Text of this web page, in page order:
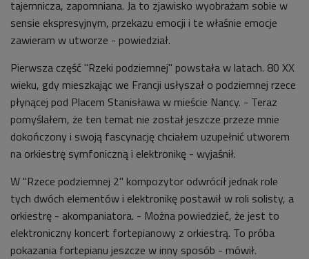
tajemnicza, zapomniana. Ja to zjawisko wyobrażam sobie w
sensie ekspresyjnym, przekazu emocji i te właśnie emocje
zawieram w utworze - powiedział.
Pierwsza część "Rzeki podziemnej" powstała w latach. 80 XX
wieku, gdy mieszkając we Francji usłyszał o podziemnej rzece
płynącej pod Placem Stanisława w mieście Nancy. - Teraz
pomyślałem, że ten temat nie został jeszcze przeze mnie
dokończony i swoją fascynację chciałem uzupełnić utworem
na orkiestrę symfoniczną i elektronikę - wyjaśnił.
W "Rzece podziemnej 2" kompozytor odwrócił jednak role
tych dwóch elementów i elektronikę postawił w roli solisty, a
orkiestrę - akompaniatora. - Można powiedzieć, że jest to
elektroniczny koncert fortepianowy z orkiestrą. To próba
pokazania fortepianu jeszcze w inny sposób - mówił.